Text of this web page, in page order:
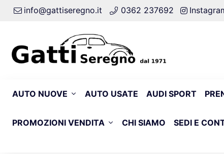
info@gattiseregno.it 0362 237692
AUTO NUOVE AUTO USATE AUDI SPORT
PROMOZIONI VENDITA CHI SIAMO SEDI E